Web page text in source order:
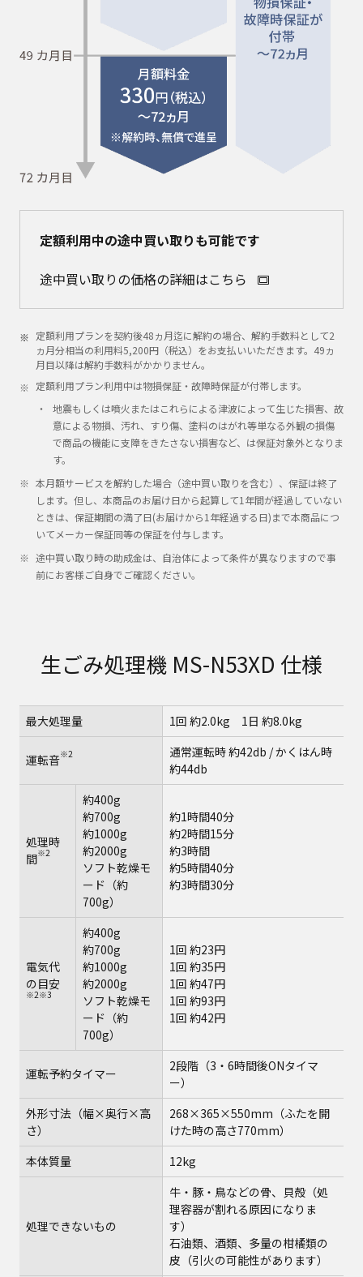
定額利用中の途中買い取りも可能です
途中買い取りの価格の詳細はこちら
定額利用プランを契約後48ヵ月迄に解約の場合、解約手数料として2
ヵ月分相当の利用料5,200円（税込）をお支払いいただきます。49ヵ
月目以降は解約手数料がかかりません。
定額利用プラン利用中は物損保証‧故障時保証が付帯します。
地震もしくは噴火またはこれらによる津波によって生じた損害、故
意による物損、汚れ、すり傷、塗料のはがれ等単なる外観の損傷
で商品の機能に支障をきたさない損害など、は保証対象外となりま
す。
本月額サービスを解約した場合（途中買い取りを含む）、保証は終了
します。但し、本商品のお届け日から起算して1年間が経過していない
ときは、保証期間の満了日(お届けから1年経過する日)まで本商品につ
いてメーカー保証同等の保証を付与します。
途中買い取り時の助成金は、自治体によって条件が異なりますので事
前にお客様ご自身でご確認ください。
生ごみ処理機 MS-N53XD 仕様
最大処理量 1回 約2.0kg 1日 約8.0kg
運転⾳※2
通常運転時 約42db / かくはん時
約44db
処理時
間※2
約400g
約700g
約1000g
約2000g
ソフト乾燥モ
ード（約
700g）
約1時間40分
約2時間15分
約3時間
約5時間40分
約3時間30分
電気代
の目安
※2※3
約400g
約700g
約1000g
約2000g
ソフト乾燥モ
ード（約
700g）
1回 約23円
1回 約35円
1回 約47円
1回 約93円
1回 約42円
運転予約タイマー
2段階（3‧6時間後ONタイマ
ー）
外形寸法（幅×奥行×高
さ）
268×365×550mm（ふたを開
けた時の高さ770mm）
本体質量
12kg
処理できないもの
牛‧豚‧鳥などの骨、貝殻（処
理容器が割れる原因になりま
す）
石油類、酒類、多量の柑橘類の
皮（引火の可能性があります）